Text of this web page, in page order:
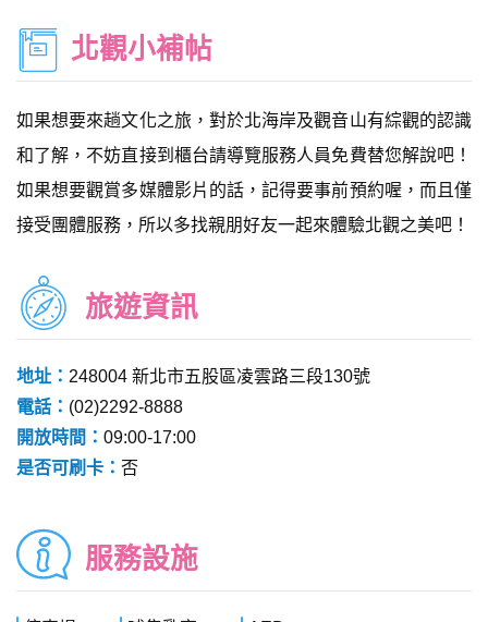
北觀小補帖
如果想要來趟文化之旅，對於北海岸及觀音山有綜觀的認識
和了解，不妨直接到櫃台請導覽服務人員免費替您解說吧！
如果想要觀賞多媒體影片的話，記得要事前預約喔，而且僅
接受團體服務，所以多找親朋好友一起來體驗北觀之美吧！
旅遊資訊
地址： 248004 新北市五股區凌雲路三段130號
電話： (02)2292-8888
開放時間： 09:00-17:00
是否可刷卡： 否
服務設施